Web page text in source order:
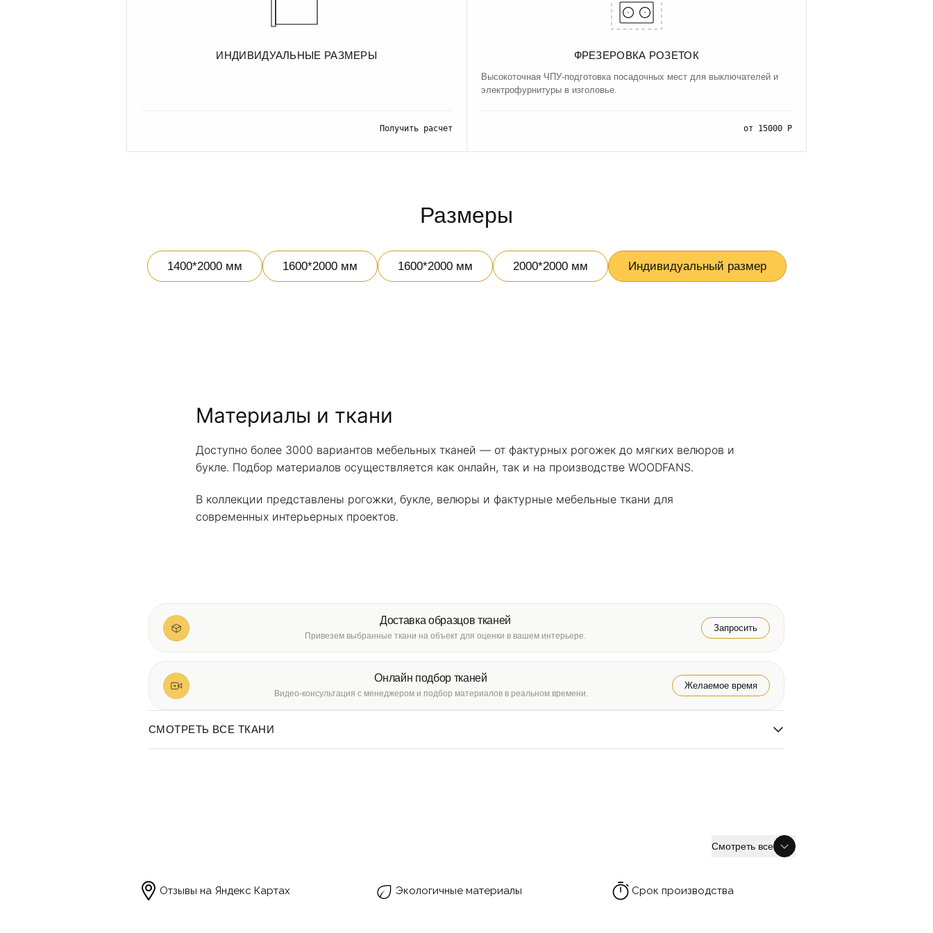
ИНДИВИДУАЛЬНЫЕ РАЗМЕРЫ
Получить расчет
ФРЕЗЕРОВКА РОЗЕТОК
Высокоточная ЧПУ-подготовка посадочных мест для выключателей и
электрофурнитуры в изголовье.
от 15000 Р
Размеры
1400*2000 мм 1600*2000 мм 1600*2000 мм 2000*2000 мм Индивидуальный размер
Материалы и ткани
Доступно более 3000 вариантов мебельных тканей — от фактурных рогожек до мягких велюров и
букле. Подбор материалов осуществляется как онлайн, так и на производстве WOODFANS.
В коллекции представлены рогожки, букле, велюры и фактурные мебельные ткани для
современных интерьерных проектов.
Доставка образцов тканей
Привезем выбранные ткани на объект для оценки в вашем интерьере.
Запросить
Онлайн подбор тканей
Видео-консультация с менеджером и подбор материалов в реальном времени.
Желаемое время
СМОТРЕТЬ ВСЕ ТКАНИ
Смотреть все
Отзывы на Яндекс Картах Экологичные материалы Срок производства